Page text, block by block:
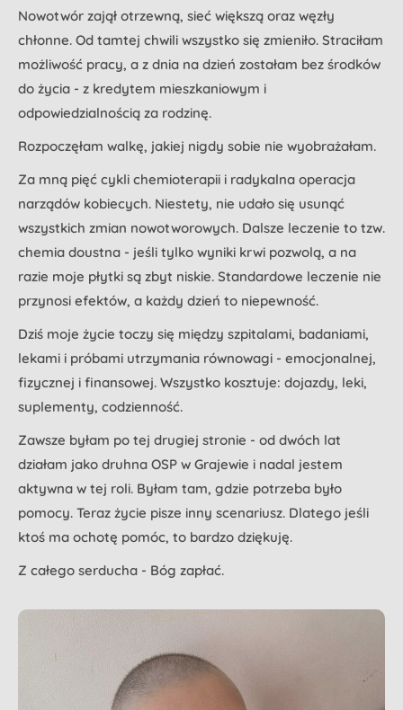
Nowotwór zajął otrzewną, sieć większą oraz węzły
chłonne. Od tamtej chwili wszystko się zmieniło. Straciłam
możliwość pracy, a z dnia na dzień zostałam bez środków
do życia - z kredytem mieszkaniowym i
odpowiedzialnością za rodzinę.
Rozpoczęłam walkę, jakiej nigdy sobie nie wyobrażałam.
Za mną pięć cykli chemioterapii i radykalna operacja
narządów kobiecych. Niestety, nie udało się usunąć
wszystkich zmian nowotworowych. Dalsze leczenie to tzw.
chemia doustna - jeśli tylko wyniki krwi pozwolą, a na
razie moje płytki są zbyt niskie. Standardowe leczenie nie
przynosi efektów, a każdy dzień to niepewność.
Dziś moje życie toczy się między szpitalami, badaniami,
lekami i próbami utrzymania równowagi - emocjonalnej,
fizycznej i finansowej. Wszystko kosztuje: dojazdy, leki,
suplementy, codzienność.
Zawsze byłam po tej drugiej stronie - od dwóch lat
działam jako druhna OSP w Grajewie i nadal jestem
aktywna w tej roli. Byłam tam, gdzie potrzeba było
pomocy. Teraz życie pisze inny scenariusz. Dlatego jeśli
ktoś ma ochotę pomóc, to bardzo dziękuję.
Z całego serducha - Bóg zapłać.